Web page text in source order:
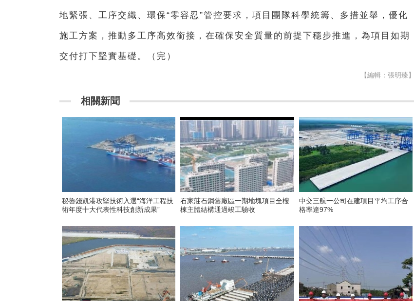
地緊張、工序交織、環保“零容忍”管控要求，項目團隊科學統籌、多措並舉，優化
施工方案，推動多工序高效銜接，在確保安全質量的前提下穩步推進，為項目如期
交付打下堅實基礎。（完）
【編輯：張明臻】
相關新聞
秘魯錢凱港攻堅技術入選“海洋工程技
術年度十大代表性科技創新成果”
石家莊石鋼舊廠區一期地塊項目全樓
棟主體結構通過竣工驗收
中交三航一公司在建項目平均工序合
格率達97%